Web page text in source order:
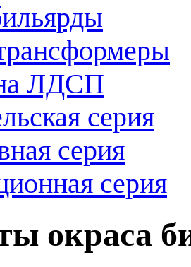
ЛДСП
серия
серия
серия
окраса